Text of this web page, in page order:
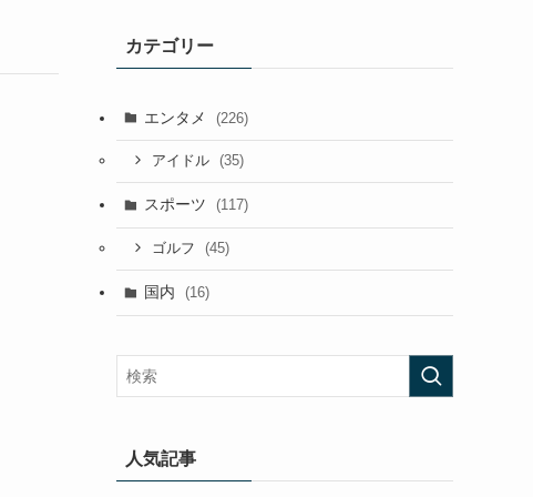
カテゴリー
エンタメ (226)
アイドル (35)
スポーツ (117)
ゴルフ (45)
国内 (16)
人気記事